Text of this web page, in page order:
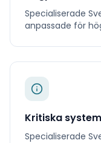
Specialiserade
anpassade för
Kritiska
Specialiserade